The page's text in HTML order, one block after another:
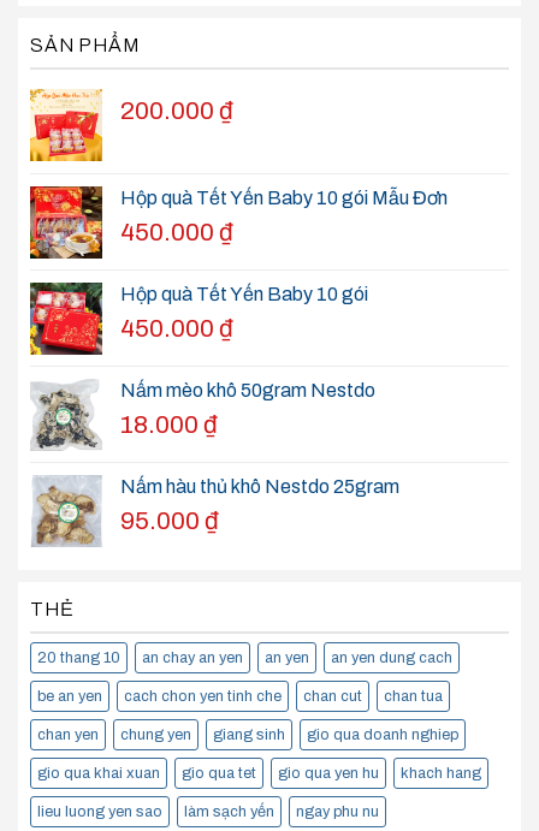
SẢN PHẨM
200.000 ₫
Hộp quà Tết Yến Baby 10 gói Mẫu Đơn
450.000 ₫
Hộp quà Tết Yến Baby 10 gói
450.000 ₫
Nấm mèo khô 50gram Nestdo
18.000 ₫
Nấm hàu thủ khô Nestdo 25gram
95.000 ₫
THẺ
20 thang 10 an chay an yen an yen an yen dung cach
be an yen cach chon yen tinh che chan cut chan tua
chan yen chung yen giang sinh gio qua doanh nghiep
gio qua khai xuan gio qua tet gio qua yen hu khach hang
lieu luong yen sao làm sạch yến ngay phu nu